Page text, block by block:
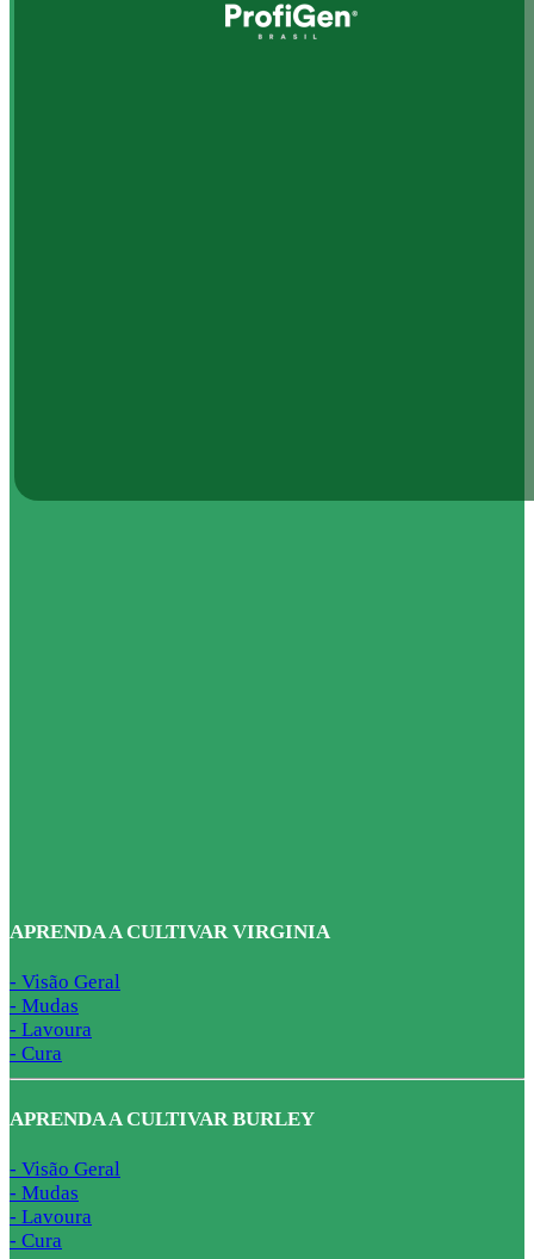
APRENDA A CULTIVAR VIRGINIA
- Visão Geral
- Mudas
- Lavoura
- Cura
APRENDA A CULTIVAR BURLEY
- Visão Geral
- Mudas
- Lavoura
- Cura